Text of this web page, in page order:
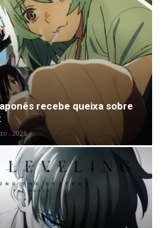
recebe queixa sobre
, 2026